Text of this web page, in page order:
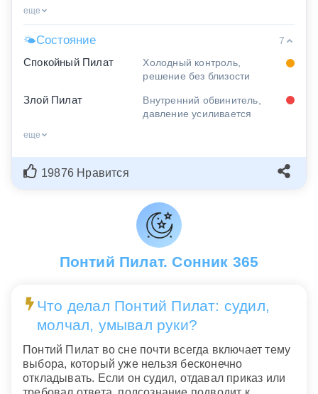
еще
🌤Состояние
7
Спокойный Пилат
Холодный контроль,
решение без близости
Злой Пилат
Внутренний обвинитель,
давление усиливается
еще
19876 Нравится
Понтий Пилат. Сонник 365
Что делал Понтий Пилат: судил,
молчал, умывал руки?
Понтий Пилат во сне почти всегда включает тему
выбора, который уже нельзя бесконечно
откладывать. Если он судил, отдавал приказ или